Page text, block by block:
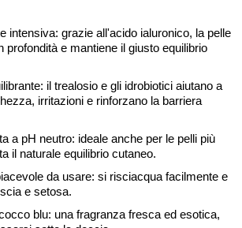
intensiva: grazie all'acido ialuronico, la pelle
profondità e mantiene il giusto equilibrio
il trealosio e gli idrobiotici aiutano a
irritazioni e rinforzano la barriera
a pH neutro: ideale anche per le pelli più
il naturale equilibrio cutaneo.
da usare: si risciacqua facilmente e
e setosa.
blu: una fragranza fresca ed esotica,